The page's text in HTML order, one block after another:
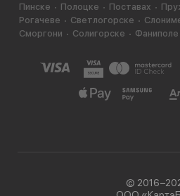
Пинске
Полоцке Поставах
Рогачеве
Светлогорске
Сморгони
Солигорске Фаниполе
©